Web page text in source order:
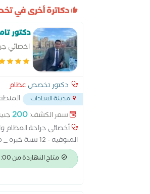
دكاترة أخرى في
دكتور
اخصائي
دكتور تخصص عظام
مدينة السادات
سعر الكشف:200
أخصائي جراحة العظام
المنوفيه -
وتسليك الاعصاب
متاح النهاردة من 6:00 مساءً